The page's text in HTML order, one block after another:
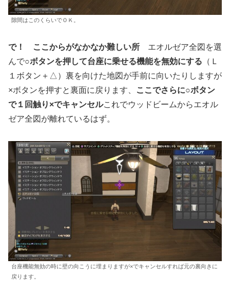
隙間はこのくらいでＯＫ。
で！ ここからがなかなか難しい所 エオルゼア全図を選
んで○ボタンを押して台座に乗せる機能を無効にする （Ｌ
１ボタン＋△）裏を向けた地図が手前に向いたりしますが
×ボタンを押すと裏面に戻ります、
ここでさらに○ボタン
で１回触り×でキャンセルこれでウッドビームからエオル
ゼア全図が離れているはず。
台座機能無効の時に壁の向こうに埋まりますが×でキャンセルすれば元の裏向きに
戻ります。